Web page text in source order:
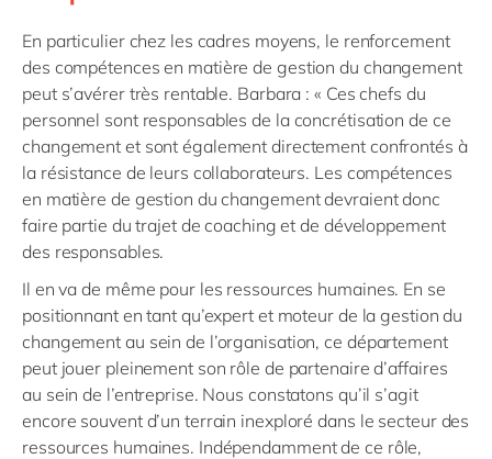
En particulier chez les cadres moyens, le renforcement
des compétences en matière de gestion du changement
peut s’avérer très rentable. Barbara : « Ces chefs du
personnel sont responsables de la concrétisation de ce
changement et sont également directement confrontés à
la résistance de leurs collaborateurs. Les compétences
en matière de gestion du changement devraient donc
faire partie du trajet de coaching et de développement
des responsables.
Il en va de même pour les ressources humaines. En se
positionnant en tant qu’expert et moteur de la gestion du
changement au sein de l’organisation, ce département
peut jouer pleinement son rôle de partenaire d’affaires
au sein de l’entreprise. Nous constatons qu’il s’agit
encore souvent d’un terrain inexploré dans le secteur des
ressources humaines. Indépendamment de ce rôle,